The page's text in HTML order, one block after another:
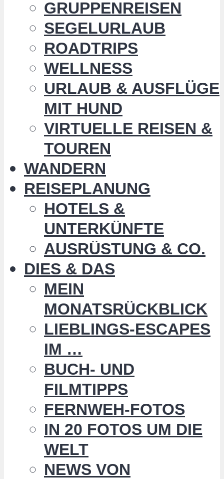
GRUPPENREISEN
SEGELURLAUB
ROADTRIPS
WELLNESS
URLAUB & AUSFLÜGE
MIT HUND
VIRTUELLE REISEN &
TOUREN
WANDERN
REISEPLANUNG
HOTELS &
UNTERKÜNFTE
AUSRÜSTUNG & CO.
DIES & DAS
MEIN
MONATSRÜCKBLICK
LIEBLINGS-ESCAPES
IM …
BUCH- UND
FILMTIPPS
FERNWEH-FOTOS
IN 20 FOTOS UM DIE
WELT
NEWS VON